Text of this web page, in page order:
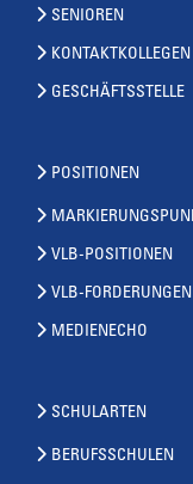
SENIOREN
KONTAKTKOLLEGEN
GESCHÄFTSSTELLE
POSITIONEN
VLB-POSITIONEN
VLB-FORDERUNGEN
MEDIENECHO
SCHULARTEN
BERUFSSCHULEN